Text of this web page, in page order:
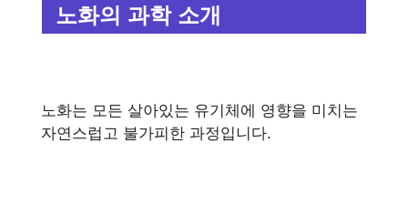
노화의 과학 소개
노화는 모든 살아있는 유기체에 영향을 미치는
자연스럽고 불가피한 과정입니다.